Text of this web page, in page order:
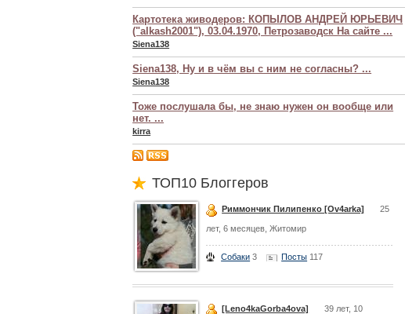
Картотека живодеров: КОПЫЛОВ АНДРЕЙ ЮРЬЕВИЧ
("alkash2001"), 03.04.1970, Петрозаводск На сайте ...
Siena138
Siena138, Ну и в чём вы с ним не согласны? ...
Siena138
Тоже послушала бы, не знаю нужен он вообще или
нет. ...
kirra
ТОП10 Блоггеров
Риммончик Пилипенко [Ov4arka] 25
лет, 6 месяцев, Житомир
Собаки 3 Посты 117
[Leno4kaGorba4ova] 39 лет, 10